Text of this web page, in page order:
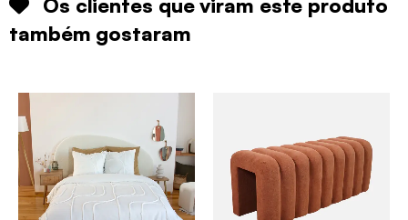
Os clientes que viram este produto
também gostaram